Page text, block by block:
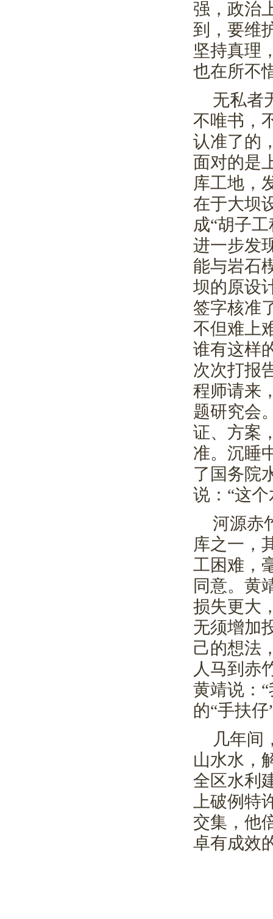
强，政治
到，要维
坚持真理
也在所不
无私者
不唯书，
认准了的
面对的是
库工地，
在于大坝
成“胡子
进一步发
能与岩石
坝的原设
签字核准
不但难上
谁有这样
次次打报
程师请来
题研究会
证、方案
准。沉睡
了国务院
说：“这
河源赤
库之一，
工困难，
同意。黄
损失更大
无须增加
己的想法
人马到赤
黄靖说：
的“手扶
几年间
山水水，
全区水利
上破例
交集，他
卓有成效